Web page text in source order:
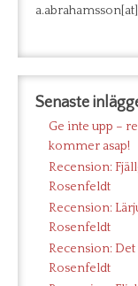
Senaste
Ge inte upp –
kommer asap!
Recension:
Rosenfeldt
Recension:
Rosenfeldt
Recension:
Rosenfeldt